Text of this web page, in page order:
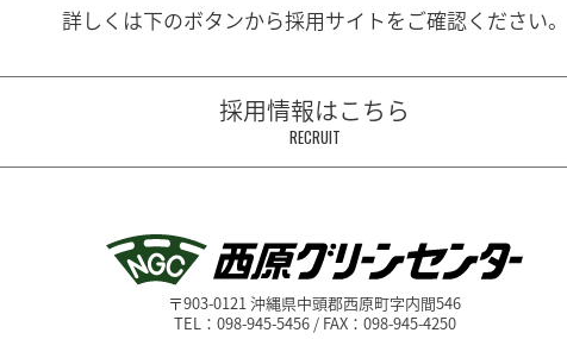
詳しくは下のボタンから採用サイトをご確認ください。
採用情報はこちら
RECRUIT
〒903-0121 沖縄県中頭郡西原町字内間546
TEL：098-945-5456 / FAX：098-945-4250